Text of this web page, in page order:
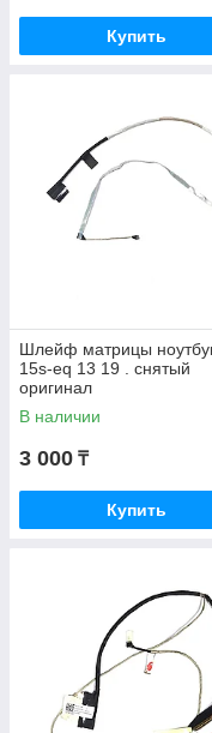
Купить
Шлейф матрицы
15s-eq 13 19 . снятый
оригинал
В наличии
3 000 ₸
Купить